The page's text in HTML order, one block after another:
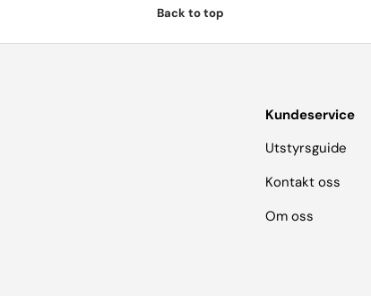
Back to top
Kundeservice
Utstyrsguide
Kontakt oss
Om oss